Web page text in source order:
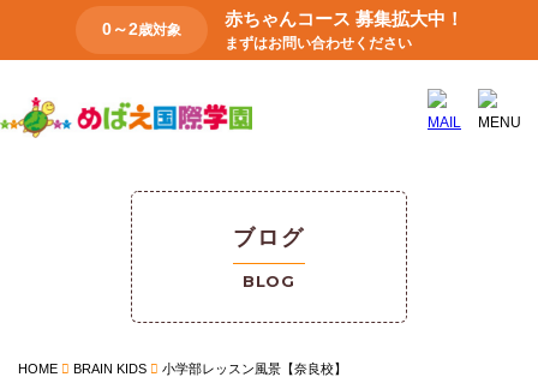
0～2歳対象
赤ちゃんコース 募集拡大中！
まずはお問い合わせください
ブログ
BLOG
HOME BRAIN KIDS 小学部レッスン風景【奈良校】